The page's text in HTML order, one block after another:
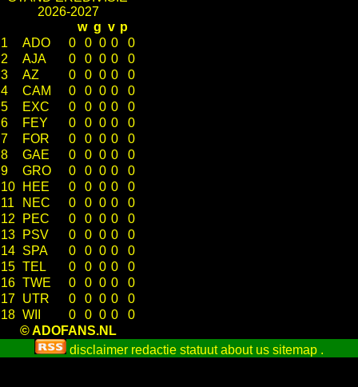
2026-2027
w g v p
1
ADO 0 0 0 0
0
2
AJA 0 0 0 0
0
3
AZ 0 0 0 0
0
4
CAM 0 0 0 0
0
5
EXC 0 0 0 0
0
6
FEY 0 0 0 0
0
7
FOR 0 0 0 0
0
8
GAE 0 0 0 0
0
9
GRO 0 0 0 0
0
10
HEE 0 0 0 0
0
11
NEC 0 0 0 0
0
12
PEC 0 0 0 0
0
13
PSV 0 0 0 0
0
14 SPA 0 0 0 0
0
15 TEL 0 0 0 0
0
16 TWE 0 0 0 0
0
17 UTR 0 0 0 0
0
18 WII 0 0 0 0
0
© ADOFANS.NL
disclaimer redactie statuut about us sitemap .